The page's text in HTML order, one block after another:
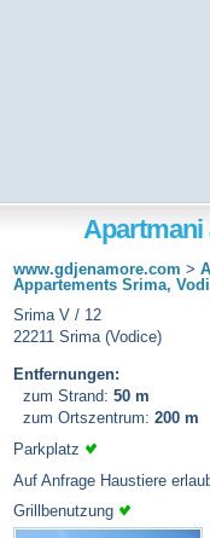
Apartmani
www.gdjenamore.com >
Appartements Srima,
Srima V / 12
22211 Srima (Vodice)
Entfernungen:
zum Strand: 50 m
zum Ortszentrum: 200 m
Parkplatz
Auf Anfrage Haustiere
Grillbenutzung